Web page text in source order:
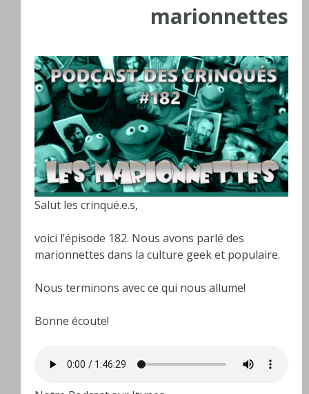
marionnettes
Salut les crinqué.e.s,
voici l’épisode 182. Nous avons parlé des
marionnettes dans la culture geek et populaire.
Nous terminons avec ce qui nous allume!
Bonne écoute!